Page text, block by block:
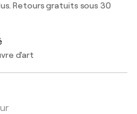
Retours gratuits sous 30
d'art